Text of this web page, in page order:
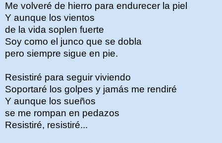
Me volveré de hierro para endurecer la piel
Y aunque los vientos
de la vida soplen fuerte
Soy como el junco que se dobla
pero siempre sigue en pie.
Resistiré para seguir viviendo
Soportaré los golpes y jamás me rendiré
Y aunque los sueños
se me rompan en pedazos
Resistiré, resistiré...